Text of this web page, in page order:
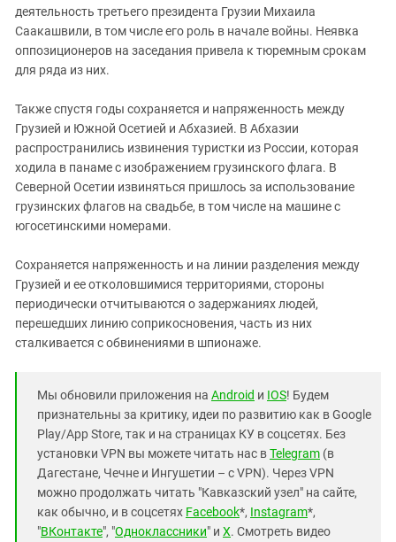
деятельность третьего президента Грузии Михаила
Саакашвили, в том числе его роль в начале войны. Неявка
оппозиционеров на заседания привела к тюремным срокам
для ряда из них.
Также спустя годы сохраняется и напряженность между
Грузией и Южной Осетией и Абхазией. В Абхазии
распространились извинения туристки из России, которая
ходила в панаме с изображением грузинского флага. В
Северной Осетии извиняться пришлось за использование
грузинских флагов на свадьбе, в том числе на машине с
югосетинскими номерами.
Сохраняется напряженность и на линии разделения между
Грузией и ее отколовшимися территориями, стороны
периодически отчитываются о задержаниях людей,
перешедших линию соприкосновения, часть из них
сталкивается с обвинениями в шпионаже.
Мы обновили приложения на Android и IOS! Будем
признательны за критику, идеи по развитию как в Google
Play/App Store, так и на страницах КУ в соцсетях. Без
установки VPN вы можете читать нас вTelegram (в
Дагестане, Чечне и Ингушетии – с VPN). Через VPN
можно продолжать читать "Кавказский узел" на сайте,
как обычно, и в соцсетях Facebook*, Instagram*,
"ВКонтакте", "Одноклассники" и X. Смотреть видео